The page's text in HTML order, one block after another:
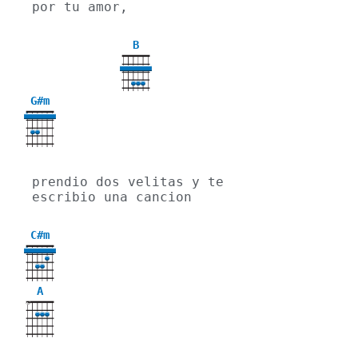
por tu amor,
B
G#m
4
prendio dos velitas y te
escribio una cancion
C#m
4
A
X